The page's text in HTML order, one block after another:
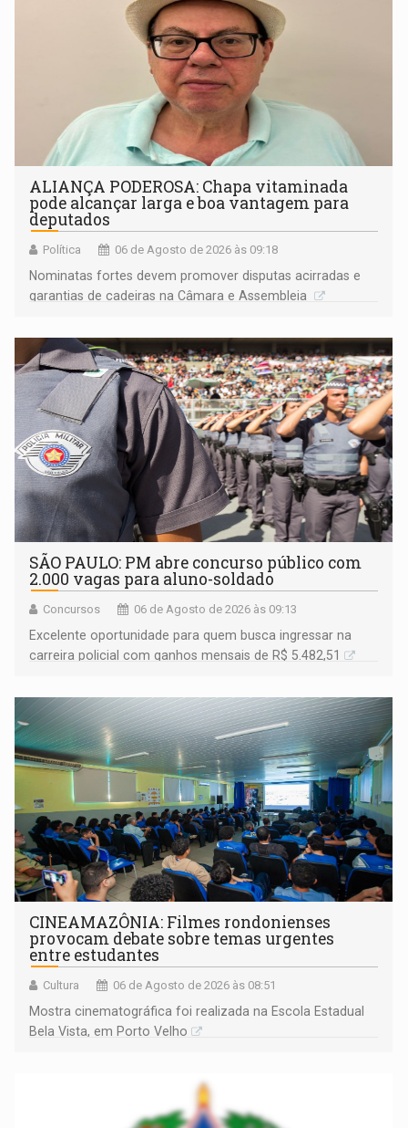
ALIANÇA PODEROSA: Chapa vitaminada
pode alcançar larga e boa vantagem para
deputados
Política 06 de Agosto de 2026 às 09:18
Nominatas fortes devem promover disputas acirradas e
garantias de cadeiras na Câmara e Assembleia
SÃO PAULO: PM abre concurso público com
2.000 vagas para aluno-soldado
Concursos 06 de Agosto de 2026 às 09:13
Excelente oportunidade para quem busca ingressar na
carreira policial com ganhos mensais de R$ 5.482,51
CINEAMAZÔNIA: Filmes rondonienses
provocam debate sobre temas urgentes
entre estudantes
Cultura 06 de Agosto de 2026 às 08:51
Mostra cinematográfica foi realizada na Escola Estadual
Bela Vista, em Porto Velho